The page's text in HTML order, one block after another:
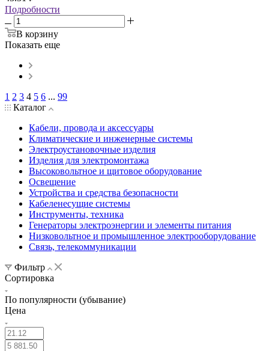
Подробности
В корзину
Показать еще
1 2 3 4 5 6 ... 99
Каталог
Кабели, провода и аксессуары
Климатические и инженерные системы
Электроустановочные изделия
Изделия для электромонтажа
Высоковольтное и щитовое оборудование
Освещение
Устройства и средства безопасности
Кабеленесущие системы
Инструменты, техника
Генераторы электроэнергии и элементы питания
Низковольтное и промышленное электрооборудование
Связь, телекоммуникации
Фильтр
Сортировка
По популярности (убывание)
Цена